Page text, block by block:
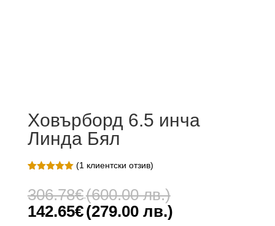
Ховърборд 6.5 инча
Линда Бял
базирано
на
потребителс
(1 клиентски отзив)
306.78€(600.00 лв.)
142.65€(279.00 лв.)Текущата